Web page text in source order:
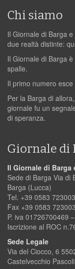
Chi siamo
Il Giornale di Barga
due realtà distinte:
Il Giornale di Barga
spalle.
Il primo numero
Per la Barga di
giornale fu un
di speranza.
Giornale di
Il Giornale di Barga
Sede di Barga Via di
Barga (Lucca)
Tel. +39 0583 723003
Fax +39 0583 723003
P. iva 01726700469
Iscrizione al ROC
Sede Legale
Via del Ciocco, 6
Castelvecchio